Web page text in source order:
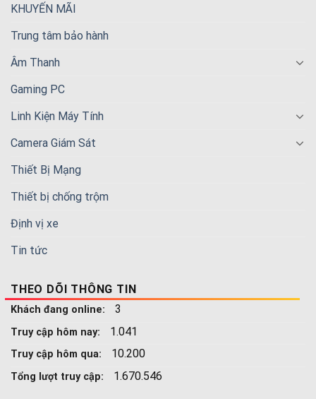
KHUYẾN MÃI
Trung tâm bảo hành
Âm Thanh
Gaming PC
Linh Kiện Máy Tính
Camera Giám Sát
Thiết Bị Mạng
Thiết bị chống trộm
Định vị xe
Tin tức
THEO DÕI THÔNG TIN
Khách đang online: 3
Truy cập hôm nay: 1.041
Truy cập hôm qua: 10.200
Tổng lượt truy cập: 1.670.546